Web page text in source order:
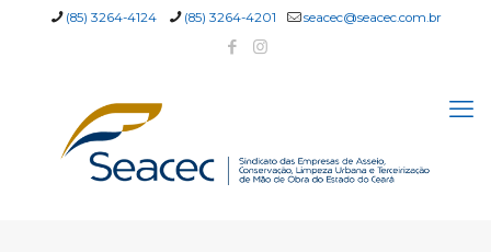
(85) 3264-4124 (85) 3264-4201 seacec@seacec.com.br